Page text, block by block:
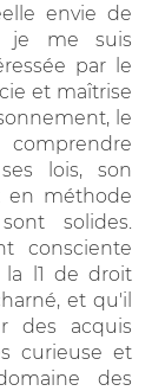
envie de
je me suis
par le
et maîtrise
le
lois, son
en méthode
solides.
consciente
l1 de droit
et qu'il
des acquis
curieuse et
des